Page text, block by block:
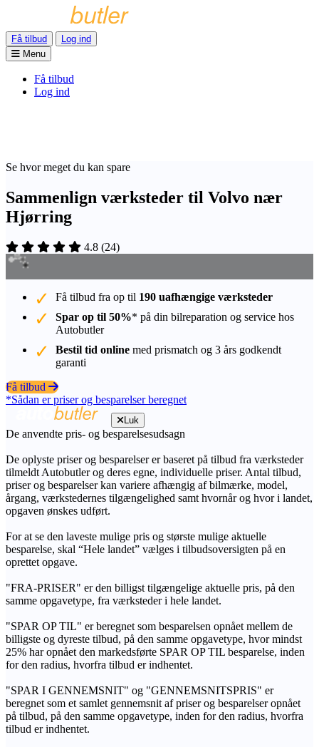
Få tilbud
Log ind
Menu
Få tilbud
Log ind
Se hvor meget du kan spare
Sammenlign værksteder til Volvo nær
Hjørring
4.8 (24)
Få tilbud fra op til 190 uafhængige værksteder
Spar op til 50%* på din bilreparation og service hos
Autobutler
Bestil tid online med prismatch og 3 års godkendt
garanti
Få tilbud
*Sådan er priser og besparelser beregnet
Luk
De anvendte pris- og besparelsesudsagn
De oplyste priser og besparelser er baseret på tilbud fra værksteder
tilmeldt Autobutler og deres egne, individuelle priser. Antal tilbud,
priser og besparelser kan variere afhængig af bilmærke, model,
årgang, værkstedernes tilgængelighed samt hvornår og hvor i landet,
opgaven ønskes udført.
For at se den laveste mulige pris og største mulige aktuelle
besparelse, skal “Hele landet” vælges i tilbudsoversigten på en
oprettet opgave.
"FRA-PRISER" er den billigst tilgængelige aktuelle pris, på den
samme opgavetype, fra værksteder i hele landet.
"SPAR OP TIL" er beregnet som besparelsen opnået mellem de
billigste og dyreste tilbud, på den samme opgavetype, hvor mindst
25% har opnået den markedsførte SPAR OP TIL besparelse, inden
for den radius, hvorfra tilbud er indhentet.
"SPAR I GENNEMSNIT" og "GENNEMSNITSPRIS" er
beregnet som et samlet gennemsnit af priser og besparelser opnået
på tilbud, på den samme opgavetype, inden for den radius, hvorfra
tilbud er indhentet.